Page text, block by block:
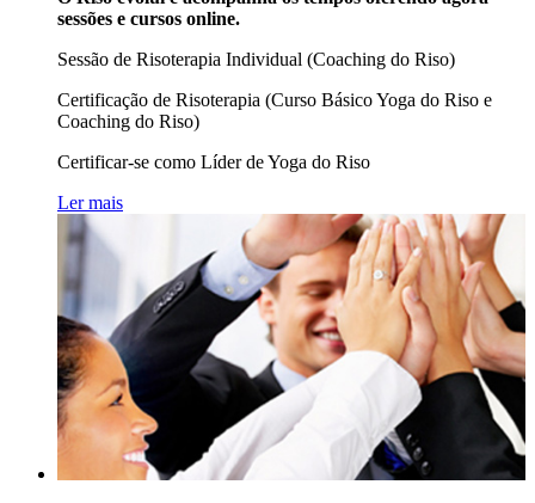
sessões e cursos online.
Sessão de Risoterapia Individual (Coaching do Riso)
Certificação de Risoterapia (Curso Básico Yoga do Riso e
Coaching do Riso)
Certificar-se como Líder de Yoga do Riso
Ler mais